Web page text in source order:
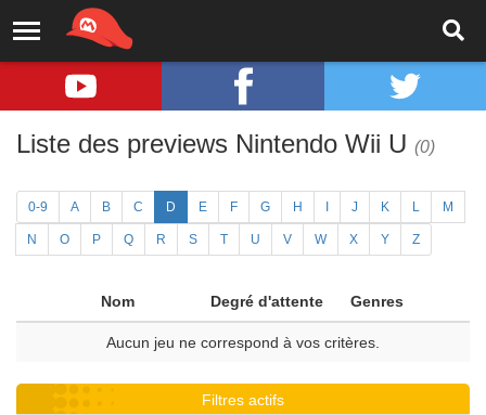
Liste des previews Nintendo Wii U (0)
0-9 A B C D E F G H J K L M
N O P Q R S T U V W X Y Z
Nom Degré d'attente Genres
Aucun jeu ne correspond à vos critères.
Filtres actifs